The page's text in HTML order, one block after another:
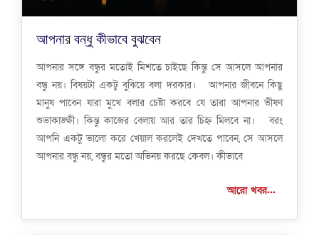
আপনার বন্ধু কীভাবে বুঝবেন
আপনার সঙ্গে বন্ধুর মতোই মিশতে চাইছে কিন্তু সে আসলে আপনার
বন্ধু নয়। বিষয়টা একটু বুঝিয়ে বলা দরকার। আপনার জীবনে কিছু
মানুষ পাবেন যারা মুখে বলার চেষ্টা করবে যে তারা আপনার ভীষণ
শুভাকাঙ্ক্ষী। কিন্তু কাজের বেলায় আর তার চিহ্ন মিলবে না। বরং
আপনি একটু ভালো করে খেয়াল করলেই দেখতে পাবেন, সে আসলে
আপনার বন্ধু নয়, বন্ধুর মতো অভিনয় করছে কেবল। কীভাবে
আরো খবর...